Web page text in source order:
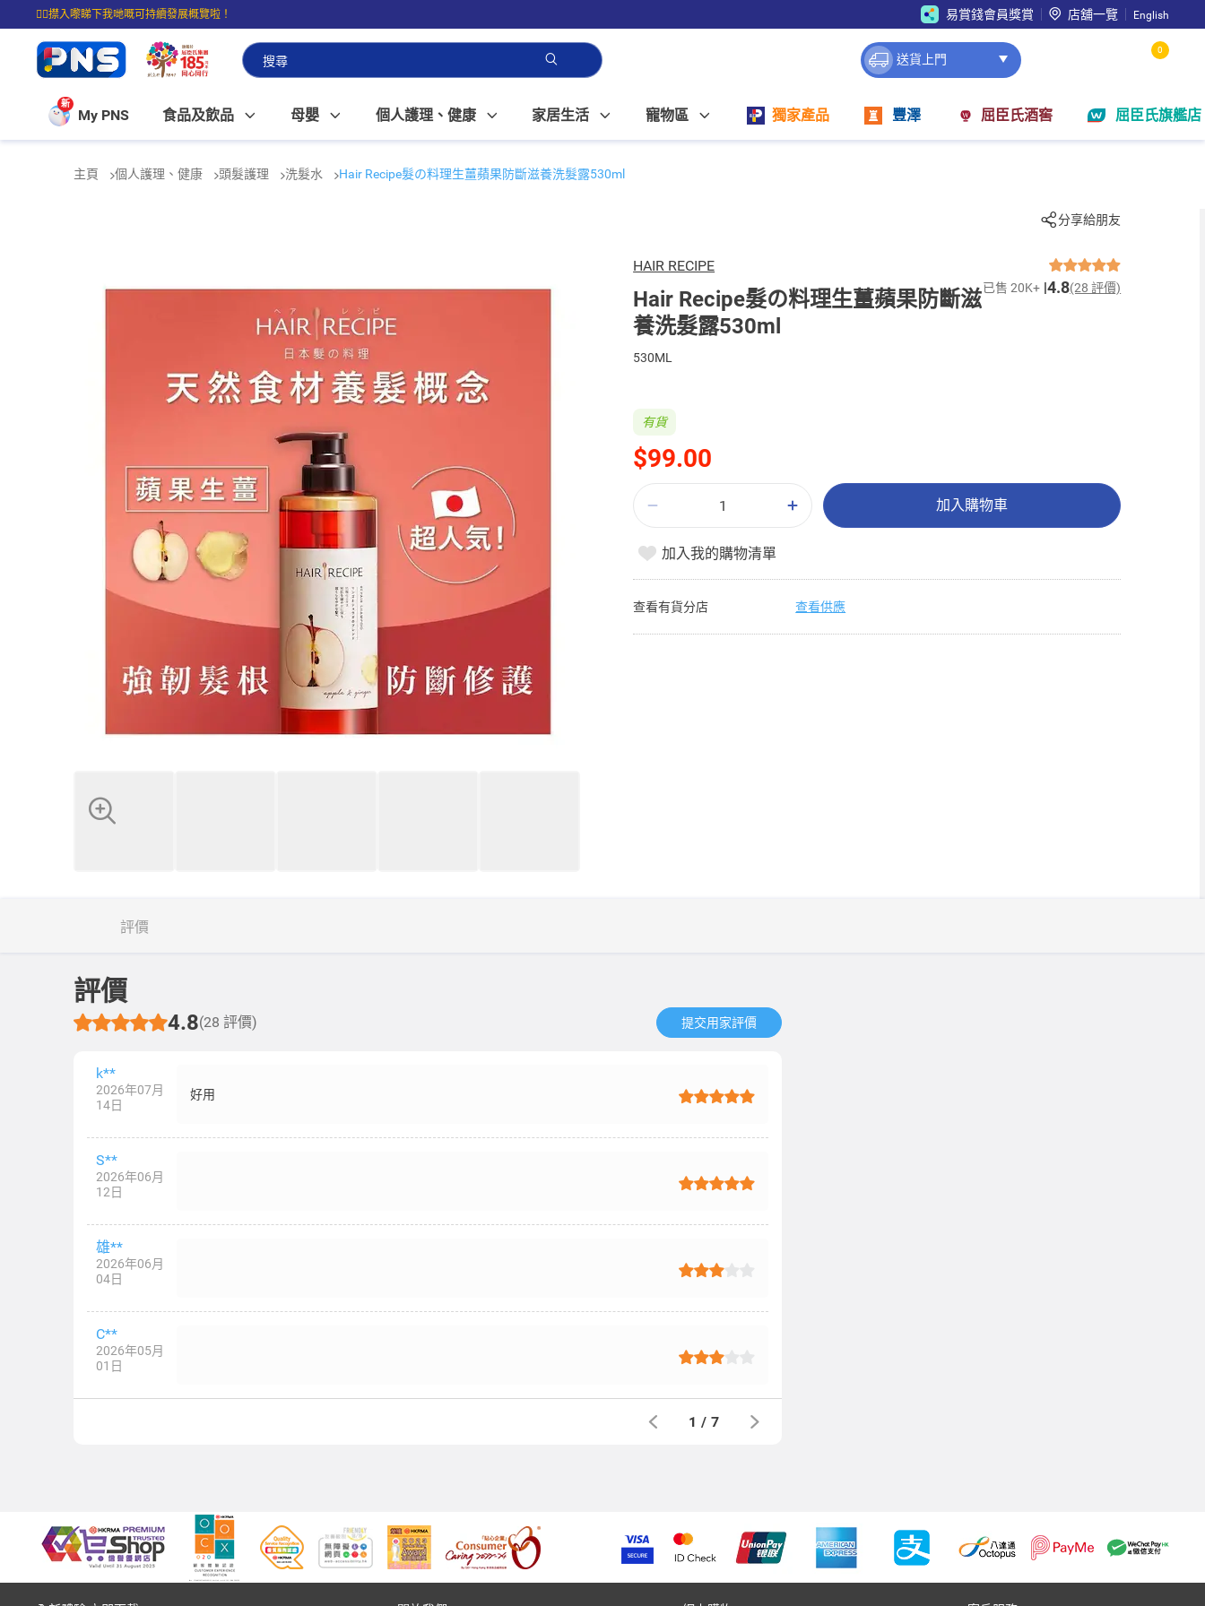
☝🏼㩒入嚟睇下我哋嘅可持續發展概覽啦！
⭐購物滿$399即享免費送貨；滿$100即可免費店取。
易賞錢會員獎賞 店舖一覽 English
送貨上門
0
新
My PNS 食品及飲品 母嬰 個人護理、健康 家居生活 寵物區 獨家產品 豐澤 屈臣氏酒窖 屈臣氏旗艦店
主頁 個人護理、健康 頭髮護理 洗髮水 Hair Recipe髮の料理生薑蘋果防斷滋養洗髮露530ml
分享給朋友
HAIR RECIPE
Hair Recipe髮の料理生薑蘋果防斷滋
養洗髮露530ml
已售 20K+ 4.8(28 評價)
530ML
$99.00
有貨
加入購物車
加入我的購物清單
查看有貨分店 查看供應
評價
評價
4.8(28 評價) 提交用家評價​
k**
2026年07月
14日
好用
S**
2026年06月
12日
雄**
2026年06月
04日
C**
2026年05月
01日
1 / 7